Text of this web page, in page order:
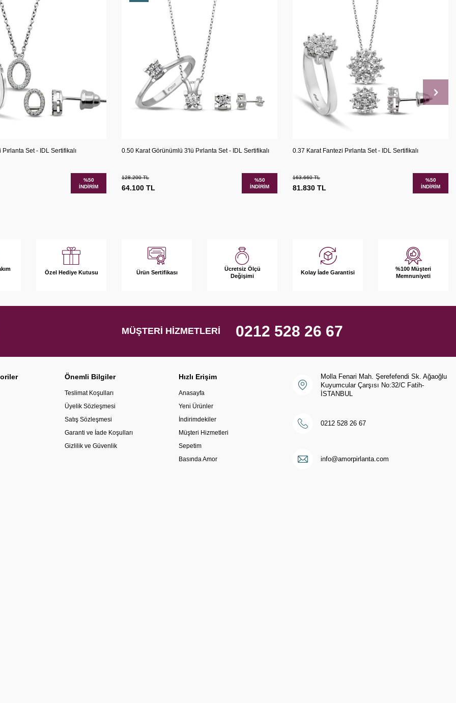
Karşılaştır
Set - IDL Sertifikalı
%50
İNDIRIM
Sepete Ekle Karşılaştır
0.50 Karat Görünümlü 3'lü Pırlanta Set - IDL Sertifikalı
128.200TL
64.100 TL
%50
İNDIRIM
Sepete Ekle Karşılaştır
0.37 Karat Fantezi Pırlanta Set - IDL Sertifikalı
163.660TL
81.830 TL
%50
İNDIRIM
Özel Hediye Kutusu Ürün Sertifikası
Ücretsiz Ölçü
Değişimi
Kolay İade Garantisi
%100 Müşteri
Memnuniyeti
MÜŞTERI HIZMETLERI 0212 528 26 67
Önemli Bilgiler
Teslimat Koşulları
Üyelik Sözleşmesi
Satış Sözleşmesi
Garanti ve İade Koşulları
Gizlilik ve Güvenlik
Hızlı Erişim
Anasayfa
Yeni Ürünler
İndirimdekiler
Müşteri Hizmetleri
Sepetim
Basında Amor
Molla Fenari Mah. Şerefefendi Sk. Ağaoğlu
Kuyumcular Çarşısı No:32/C Fatih-
İSTANBUL
0212 528 26 67
info@amorpirlanta.com